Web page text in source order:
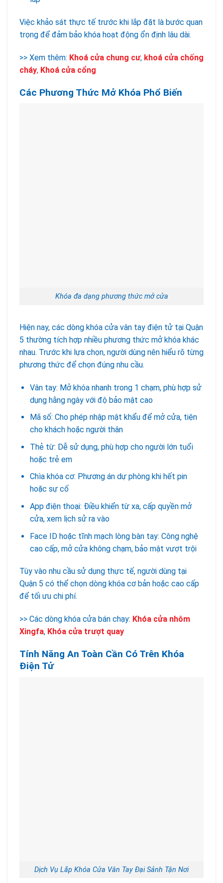
Việc khảo sát thực tế trước khi lắp đặt là bước quan
trọng để đảm bảo khóa hoạt động ổn định lâu dài.
>> Xem thêm: Khoá cửa chung cư, khoá cửa chống
cháy, Khoá cửa cổng
Các Phương Thức Mở Khóa Phổ Biến
Khóa đa dạng phương thức mở cửa
Hiện nay, các dòng khóa cửa vân tay điện tử tại Quận
5 thường tích hợp nhiều phương thức mở khóa khác
nhau. Trước khi lựa chọn, người dùng nên hiểu rõ từng
phương thức để chọn đúng nhu cầu.
Vân tay: Mở khóa nhanh trong 1 chạm, phù hợp sử
dụng hằng ngày với độ bảo mật cao
Mã số: Cho phép nhập mật khẩu để mở cửa, tiện
cho khách hoặc người thân
Thẻ từ: Dễ sử dụng, phù hợp cho người lớn tuổi
hoặc trẻ em
Chìa khóa cơ: Phương án dự phòng khi hết pin
hoặc sự cố
App điện thoại: Điều khiển từ xa, cấp quyền mở
cửa, xem lịch sử ra vào
Face ID hoặc tĩnh mạch lòng bàn tay: Công nghệ
cao cấp, mở cửa không chạm, bảo mật vượt trội
Tùy vào nhu cầu sử dụng thực tế, người dùng tại
Quận 5 có thể chọn dòng khóa cơ bản hoặc cao cấp
để tối ưu chi phí.
>> Các dòng khóa cửa bán chạy: Khóa cửa nhôm
Xingfa, Khóa cửa trượt quay
Tính Năng An Toàn Cần Có Trên Khóa
Điện Tử
Dịch Vụ Lắp Khóa Cửa Vân Tay Đại Sảnh Tận Nơi